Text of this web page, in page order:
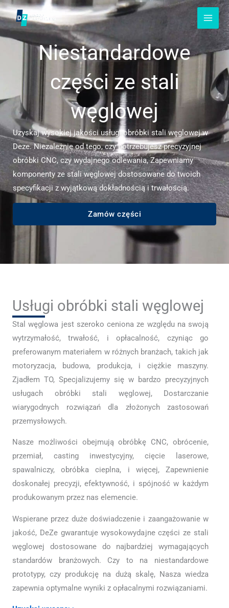
Przejdź
do
treści
Niestandardowe
części ze stali
węglowej
Uzyskaj wysokiej jakości usługi obróbki stali węglowej w
Deze. Niezależnie od tego, czy potrzebujesz precyzyjnej
obróbki CNC, czy wydajnego odlewania, Zapewniamy
komponenty ze stali węglowej dostosowane do twoich
specyfikacji z wyjątkową dokładnością i trwałością.
Zamów części
Usługi obróbki stali węglowej
Stal węglowa jest szeroko ceniona ze względu na swoją
wytrzymałość, trwałość, i opłacalność, czyniąc go
preferowanym materiałem w różnych branżach, takich jak
motoryzacja, budowa, produkcja, i ciężkie maszyny.
Zjadłem TO, Specjalizujemy się w bardzo precyzyjnych
usługach obróbki stali węglowej, Dostarczanie
wiarygodnych rozwiązań dla złożonych zastosowań
przemysłowych.
Nasze możliwości obejmują obróbkę CNC, obrócenie,
przemiał, casting inwestycyjny, cięcie laserowe,
spawalniczy, obróbka cieplna, i więcej, Zapewnienie
doskonałej precyzji, efektywność, i spójność w każdym
produkowanym przez nas elemencie.
Wspierane przez duże doświadczenie i zaangażowanie w
jakość, DeZe gwarantuje wysokowydajne części ze stali
węglowej dostosowane do najbardziej wymagających
standardów branżowych. Czy to na niestandardowe
prototypy, czy produkcję na dużą skalę, Nasza wiedza
zapewnia optymalne wyniki z opłacalnymi rozwiązaniami.